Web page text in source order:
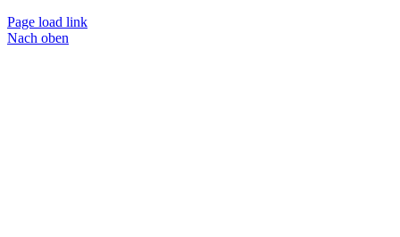
Page load link
Nach oben